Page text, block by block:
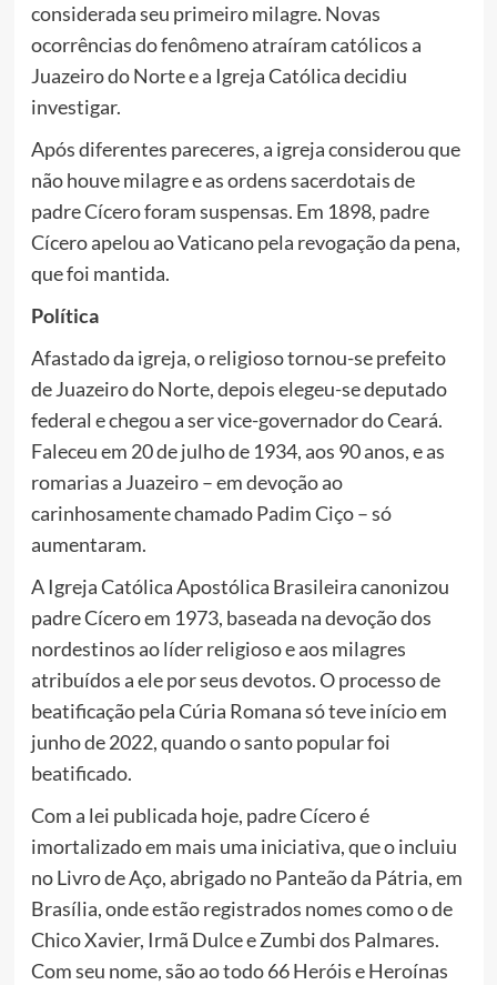
considerada seu primeiro milagre. Novas
ocorrências do fenômeno atraíram católicos a
Juazeiro do Norte e a Igreja Católica decidiu
investigar.
Após diferentes pareceres, a igreja considerou que
não houve milagre e as ordens sacerdotais de
padre Cícero foram suspensas. Em 1898, padre
Cícero apelou ao Vaticano pela revogação da pena,
que foi mantida.
Política
Afastado da igreja, o religioso tornou-se prefeito
de Juazeiro do Norte, depois elegeu-se deputado
federal e chegou a ser vice-governador do Ceará.
Faleceu em 20 de julho de 1934, aos 90 anos, e as
romarias a Juazeiro – em devoção ao
carinhosamente chamado Padim Ciço – só
aumentaram.
A Igreja Católica Apostólica Brasileira canonizou
padre Cícero em 1973, baseada na devoção dos
nordestinos ao líder religioso e aos milagres
atribuídos a ele por seus devotos. O processo de
beatificação pela Cúria Romana só teve início em
junho de 2022, quando o santo popular foi
beatificado.
Com a lei publicada hoje, padre Cícero é
imortalizado em mais uma iniciativa, que o incluiu
no Livro de Aço, abrigado no Panteão da Pátria, em
Brasília, onde estão registrados nomes como o de
Chico Xavier, Irmã Dulce e Zumbi dos Palmares.
Com seu nome, são ao todo 66 Heróis e Heroínas